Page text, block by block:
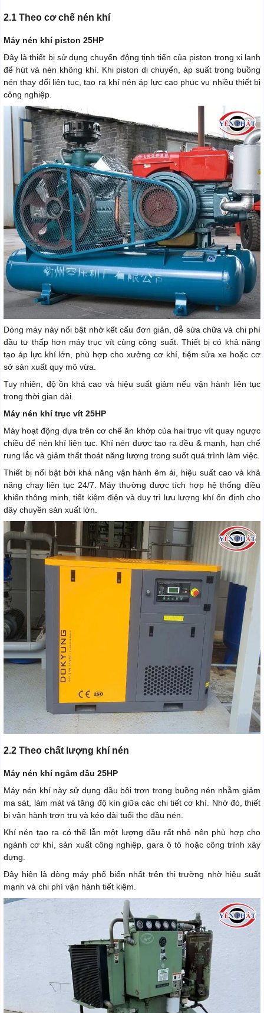
2.1 Theo cơ chế nén khí
Máy nén khí piston 25HP
Đây là thiết bị sử dụng chuyển động tịnh tiến của piston trong xi lanh
để hút và nén không khí. Khi piston di chuyển, áp suất trong buồng
nén thay đổi liên tục, tạo ra khí nén áp lực cao phục vụ nhiều thiết bị
công nghiệp.
Dòng máy này nổi bật nhờ kết cấu đơn giản, dễ sửa chữa và chi phí
đầu tư thấp hơn máy trục vít cùng công suất. Thiết bị có khả năng
tạo áp lực khí lớn, phù hợp cho xưởng cơ khí, tiệm sửa xe hoặc cơ
sở sản xuất quy mô vừa.
Tuy nhiên, độ ồn khá cao và hiệu suất giảm nếu vận hành liên tục
trong thời gian dài.
Máy nén khí trục vít 25HP
Máy hoạt động dựa trên cơ chế ăn khớp của hai trục vít quay ngược
chiều để nén khí liên tục. Khí nén được tạo ra đều & mạnh, hạn chế
rung lắc và giảm thất thoát năng lượng trong suốt quá trình làm việc.
Thiết bị nổi bật bởi khả năng vận hành êm ái, hiệu suất cao và khả
năng chạy liên tục 24/7. Máy thường được tích hợp hệ thống điều
khiển thông minh, tiết kiệm điện và duy trì lưu lượng khí ổn định cho
dây chuyền sản xuất lớn.
2.2 Theo chất lượng khí nén
Máy nén khí ngâm dầu 25HP
Máy nén khí này sử dụng dầu bôi trơn trong buồng nén nhằm giảm
ma sát, làm mát và tăng độ kín giữa các chi tiết cơ khí. Nhờ đó, thiết
bị vận hành trơn tru và kéo dài tuổi thọ đầu nén.
Khí nén tạo ra có thể lẫn một lượng dầu rất nhỏ nên phù hợp cho
ngành cơ khí, sản xuất công nghiệp, gara ô tô hoặc công trình xây
dựng.
Đây hiện là dòng máy phổ biến nhất trên thị trường nhờ hiệu suất
mạnh và chi phí vận hành tiết kiệm.